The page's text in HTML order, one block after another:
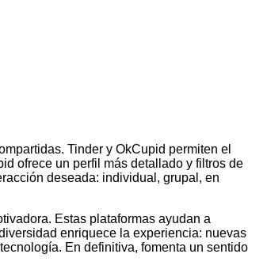
Tinder y OkCupid permiten el
ofrece un perfil más detallado y filtros de
deseada: individual, grupal, en
Estas plataformas ayudan a
enriquece la experiencia: nuevas
En definitiva, fomenta un sentido